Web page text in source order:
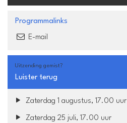
Programmalinks
E-mail
Uitzending gemist?
Luister terug
Zaterdag 1 augustus, 17.00 uur
Zaterdag 25 juli, 17.00 uur